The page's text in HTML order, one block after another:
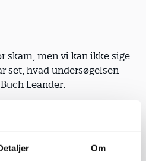
Om
skam, men vi kan ikke sige
set, hvad undersøgelsen
Leander.
håber, at undersøgelsens
mellem pædagoger og